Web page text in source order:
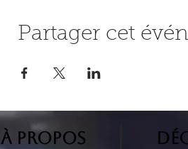
Partager cet
à propos